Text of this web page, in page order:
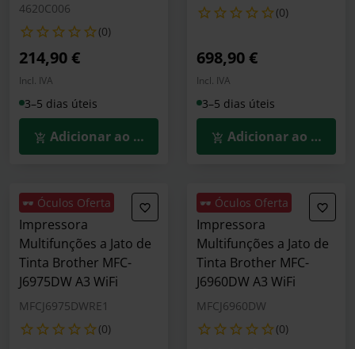
4620C006
(0)
214,90 €
Incl. IVA
3–5 dias úteis
Adicionar ao Carrinho
(0)
698,90 €
Incl. IVA
3–5 dias úteis
Adicionar ao
🕶️ Óculos Oferta
Impressora
Multifunções a Jato de
Tinta Brother MFC-
J6975DW A3 WiFi
MFCJ6975DWRE1
(0)
🕶️ Óculos Oferta
Impressora
Multifunções a Jato de
Tinta Brother MFC-
J6960DW A3 WiFi
MFCJ6960DW
(0)